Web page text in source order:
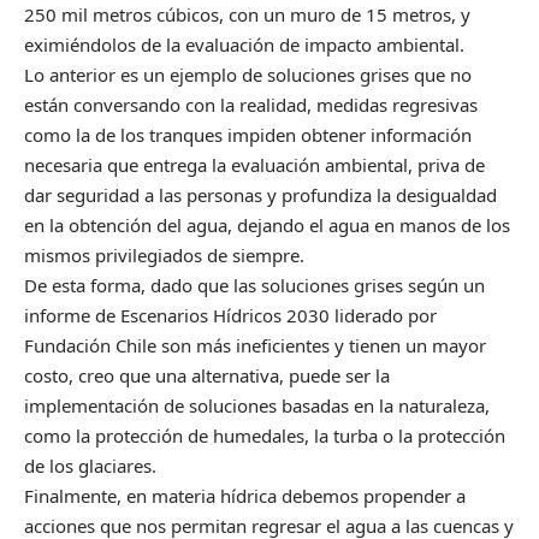
250 mil metros cúbicos, con un muro de 15 metros, y
eximiéndolos de la evaluación de impacto ambiental.
Lo anterior es un ejemplo de soluciones grises que no
están conversando con la realidad, medidas regresivas
como la de los tranques impiden obtener información
necesaria que entrega la evaluación ambiental, priva de
dar seguridad a las personas y profundiza la desigualdad
en la obtención del agua, dejando el agua en manos de los
mismos privilegiados de siempre.
De esta forma, dado que las soluciones grises según un
informe de Escenarios Hídricos 2030 liderado por
Fundación Chile son más ineficientes y tienen un mayor
costo, creo que una alternativa, puede ser la
implementación de soluciones basadas en la naturaleza,
como la protección de humedales, la turba o la protección
de los glaciares.
Finalmente, en materia hídrica debemos propender a
acciones que nos permitan regresar el agua a las cuencas y